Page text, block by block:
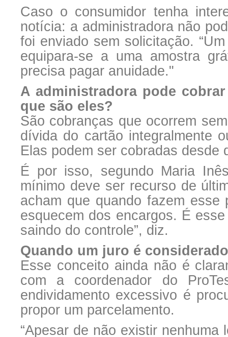
Caso o consumidor tenha
notícia: a administradora não
foi enviado sem solicitação.
equipara-se a uma amostra
precisa pagar anuidade."
A administradora pode
que são eles?
São cobranças que ocorrem
dívida do cartão integralmente
Elas podem ser cobradas desde
É por isso, segundo Maria
mínimo deve ser recurso de
acham que quando fazem
esquecem dos encargos. É
saindo do controle”, diz.
Quando um juro é
Esse conceito ainda não é
com a coordenador do
endividamento excessivo é
propor um parcelamento.
“Apesar de não existir